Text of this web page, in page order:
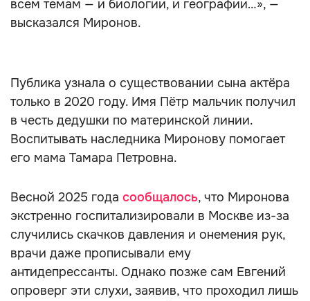
всем темам — и биологии, и географии…», —
высказался Миронов.
Публика узнала о существовании сына актёра
только в 2020 году. Имя Пётр мальчик получил
в честь дедушки по материнской линии.
Воспитывать наследника Миронову помогает
его мама Тамара Петровна.
Весной 2025 года сообщалось, что Миронова
экстренно госпитализировали в Москве из-за
случились скачков давления и онемения рук,
врачи даже прописывали ему
антидепрессанты. Однако позже сам Евгений
опроверг эти слухи, заявив, что проходил лишь